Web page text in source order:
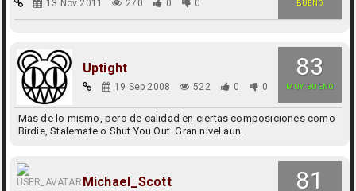
BUENO
13 Nov 2011 270 0 0
83
MUY BUENO
Uptight
19 Sep 2008 522 0 0
Mas de lo mismo, pero de calidad en ciertas composiciones como
Birdie, Stalemate o Shut You Out. Gran nivel aun.
81
Michael_Scott